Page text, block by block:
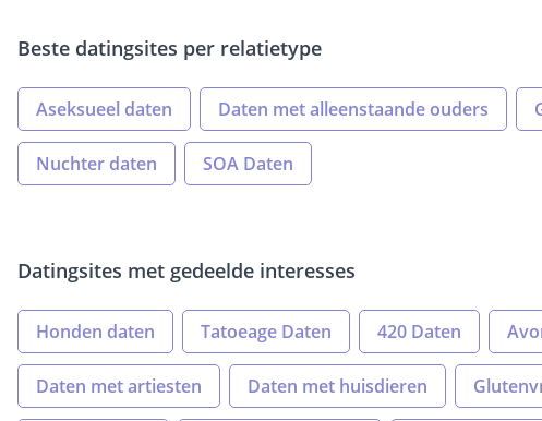
Beste datingsites per relatietype
Aseksueel daten Daten met alleenstaande ouders
Nuchter daten SOA Daten
Datingsites met gedeelde interesses
Honden daten Tatoeage Daten 420 Daten
Daten met artiesten Daten met huisdieren